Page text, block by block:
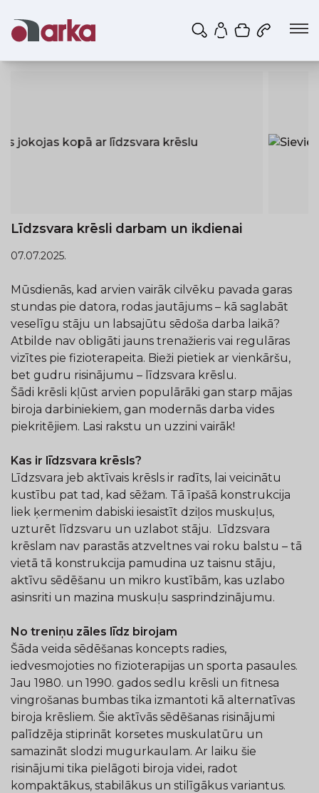
Mans profils
Iepirkumu
Līdzsvara krēsli darbam un ikdienai
07.07.2025.
Mūsdienās, kad arvien vairāk cilvēku pavada garas
stundas pie datora, rodas jautājums – kā saglabāt
veselīgu stāju un labsajūtu sēdoša darba laikā?
Atbilde nav obligāti jauns trenažieris vai regulāras
vizītes pie fizioterapeita. Bieži pietiek ar vienkāršu,
bet gudru risinājumu – līdzsvara krēslu.
Šādi krēsli kļūst arvien populārāki gan starp mājas
biroja darbiniekiem, gan modernās darba vides
piekritējiem. Lasi rakstu un uzzini vairāk!
Kas ir līdzsvara krēsls?
Līdzsvara jeb aktīvais krēsls ir radīts, lai veicinātu
kustību pat tad, kad sēžam. Tā īpašā konstrukcija
liek ķermenim dabiski iesaistīt dziļos muskuļus,
uzturēt līdzsvaru un uzlabot stāju. Līdzsvara
krēslam nav parastās atzveltnes vai roku balstu – tā
vietā tā konstrukcija pamudina uz taisnu stāju,
aktīvu sēdēšanu un mikro kustībām, kas uzlabo
asinsriti un mazina muskuļu sasprindzinājumu.
No treniņu zāles līdz birojam
Šāda veida sēdēšanas koncepts radies,
iedvesmojoties no fizioterapijas un sporta pasaules.
Jau 1980. un 1990. gados sedlu krēsli un fitnesa
vingrošanas bumbas tika izmantoti kā alternatīvas
biroja krēsliem. Šie aktīvās sēdēšanas risinājumi
palīdzēja stiprināt korsetes muskulatūru un
samazināt slodzi mugurkaulam. Ar laiku šie
risinājumi tika pielāgoti biroja videi, radot
kompaktākus, stabilākus un stilīgākus variantus.